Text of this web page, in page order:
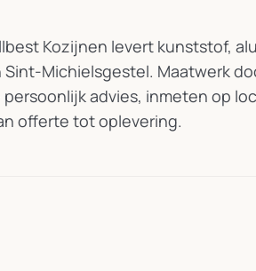
Kozijnen levert kunststof,
Sint-Michielsgestel. Maatwerk
advies, inmeten op
offerte tot oplevering.